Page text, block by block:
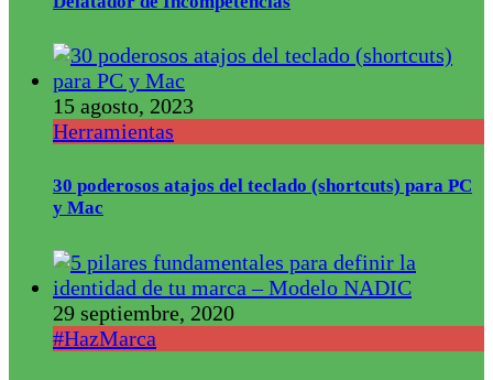
15 agosto, 2023
Herramientas
30 poderosos atajos del teclado (shortcuts) para PC
y Mac
29 septiembre, 2020
#HazMarca